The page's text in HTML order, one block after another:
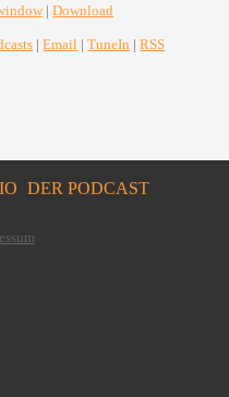
|Download
|Email |TuneIn |RSS
DER PODCAST